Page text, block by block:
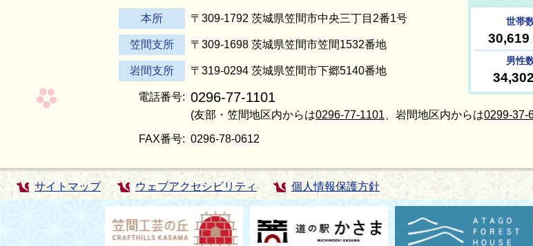
本所 〒309-1792 茨城県笠間市中央三丁目2番1号
笠間支所 〒309-1698 茨城県笠間市笠間1532番地
岩間支所 〒319-0294 茨城県笠間市下郷5140番地
電話番号: 0296-77-1101
(友部・笠間地区内からは0296-77-1101 、岩間地区内からは0299-37-
FAX番号: 0296-78-0612
サイトマップ ウェブアクセシビリティ 個人情報保護方針